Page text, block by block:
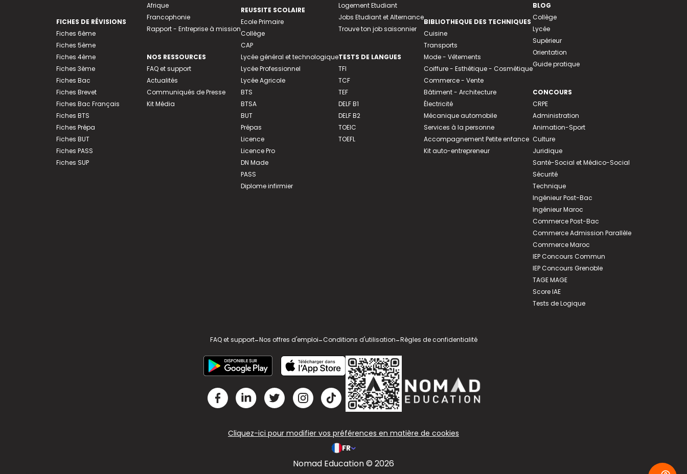
FICHES DE RÉVISIONS
Fiches 6ème
Fiches 5ème
Fiches 4ème
Fiches 3ème
Fiches Bac
Fiches Brevet
Fiches Bac Français
Fiches BTS
Fiches Prépa
Fiches BUT
Fiches PASS
Fiches SUP
Afrique
Francophonie
Rapport - Entreprise à mission
NOS RESSOURCES
FAQ et support
Actualités
Communiqués de Presse
Kit Média
REUSSITE SCOLAIRE
Ecole Primaire
Collège
CAP
Lycée général et technologique
Lycée Professionnel
Lycée Agricole
BTS
BTSA
BUT
Prépas
Licence
Licence Pro
DN Made
PASS
Diplome infirmier
Logement Etudiant
Jobs Etudiant et Alternance
Trouve ton job saisonnier
TESTS DE LANGUES
TFI
TCF
TEF
DELF B1
DELF B2
TOEIC
TOEFL
BIBLIOTHEQUE DES TECHNIQUES
Cuisine
Transports
Mode - Vêtements
Coiffure - Esthétique - Cosmétique
Commerce - Vente
Bâtiment - Architecture
Électricité
Mécanique automobile
Services à la personne
Accompagnement Petite enfance
Kit auto-entrepreneur
BLOG
Collège
Lycée
Supérieur
Orientation
Guide pratique
CONCOURS
CRPE
Administration
Animation-Sport
Culture
Juridique
Santé-Social et Médico-Social
Sécurité
Technique
Ingénieur Post-Bac
Ingénieur Maroc
Commerce Post-Bac
Commerce Admission Parallèle
Commerce Maroc
IEP Concours Commun
IEP Concours Grenoble
TAGE MAGE
Score IAE
Tests de Logique
FAQ et support-Nos offres d'emploi-Conditions d'utilisation-Règles de confidentialité
Cliquez-ici pour modifier vos préférences en matière de cookies
FR
Nomad Education © 2026